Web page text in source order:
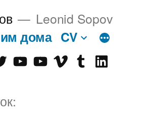
Leonid Sopov
дома CV
Youtube
Old Vimeotumblrlinkedin